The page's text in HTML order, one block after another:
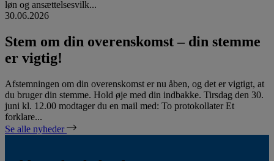
løn og ansættelsesvilk...
30.06.2026
Stem om din overenskomst – din stemme
er vigtig!
Afstemningen om din overenskomst er nu åben, og det er vigtigt, at
du bruger din stemme. Hold øje med din indbakke. Tirsdag den 30.
juni kl. 12.00 modtager du en mail med: To protokollater Et
forklare...
Se alle nyheder